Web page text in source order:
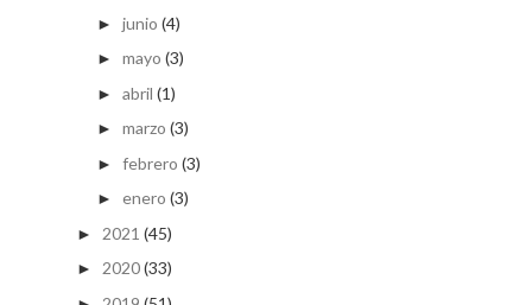
► junio (4)
► mayo (3)
► abril (1)
► marzo (3)
► febrero (3)
► enero (3)
► 2021 (45)
► 2020(33)